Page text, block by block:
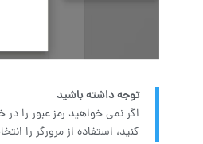
توجه داشته باشید
اگر نمی خواهید رمز عبور را در
کنید، استفاده از مرورگر را